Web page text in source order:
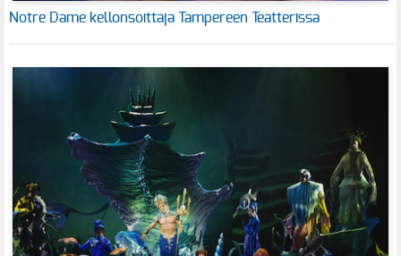
Notre Dame kellonsoittaja Tampereen Teatterissa